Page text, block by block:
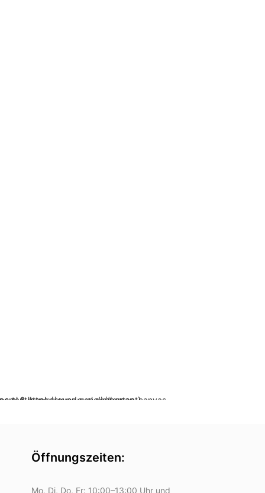
#gmap_canvas img{max-width:none!important;background:none!important}
Öffnungszeiten:
Mo, Di, Do, Fr: 10:00–13:00 Uhr und